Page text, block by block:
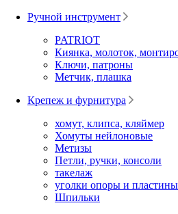
Ручной инструмент
PATRIOT
Киянка, молоток,
Ключи, патроны
Метчик, плашка
Крепеж и фурнитура
хомут, клипса, кляймер
Хомуты нейлоновые
Метизы
Петли, ручки, консоли
такелаж
уголки опоры и пластины
Шпильки